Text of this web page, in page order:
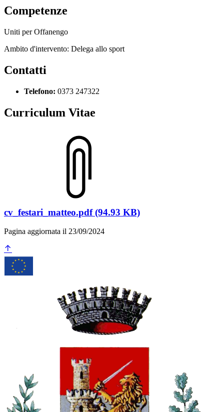
Competenze
Uniti per Offanengo
Ambito d'intervento: Delega allo sport
Contatti
Telefono: 0373 247322
Curriculum Vitae
cv_festari_matteo.pdf (94.93 KB)
Pagina aggiornata il 23/09/2024